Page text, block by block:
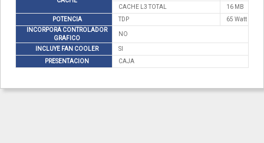
CACHE L3 TOTAL
16 MB
POTENCIA
TDP
65 Watt
INCORPORA CONTROLADOR
GRAFICO
NO
INCLUYE FAN COOLER
SI
PRESENTACION
CAJA